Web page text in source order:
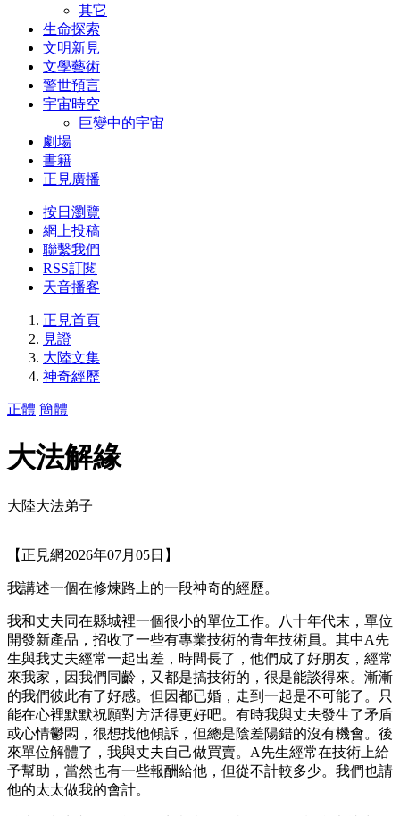
其它
生命探索
文明新見
文學藝術
警世預言
宇宙時空
巨變中的宇宙
劇場
書籍
正見廣播
按日瀏覽
網上投稿
聯繫我們
RSS訂閱
天音播客
正見首頁
見證
大陸文集
神奇經歷
正體 簡體
大法解緣
大陸大法弟子
【正見網2026年07月05日】
我講述一個在修煉路上的一段神奇的經歷。
我和丈夫同在縣城裡一個很小的單位工作。八十年代末，單位
開發新產品，招收了一些有專業技術的青年技術員。其中A先
生與我丈夫經常一起出差，時間長了，他們成了好朋友，經常
來我家，因我們同齡，又都是搞技術的，很是能談得來。漸漸
的我們彼此有了好感。但因都已婚，走到一起是不可能了。只
能在心裡默默祝願對方活得更好吧。有時我與丈夫發生了矛盾
或心情鬱悶，很想找他傾訴，但總是陰差陽錯的沒有機會。後
來單位解體了，我與丈夫自己做買賣。A先生經常在技術上給
予幫助，當然也有一些報酬給他，但從不計較多少。我們也請
他的太太做我的會計。